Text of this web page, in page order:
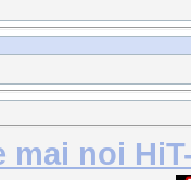
mai noi